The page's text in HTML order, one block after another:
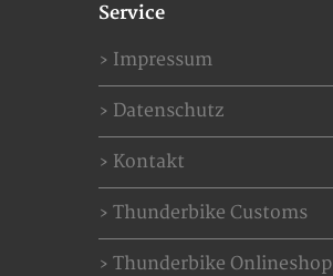
Service
Impressum
Datenschutz
Kontakt
Thunderbike Customs
Thunderbike Onlineshop